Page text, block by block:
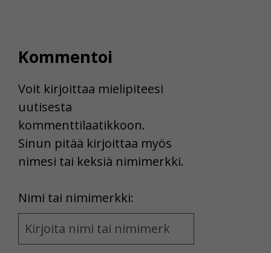
Kommentoi
Voit kirjoittaa mielipiteesi
uutisesta
kommenttilaatikkoon.
Sinun pitää kirjoittaa myös
nimesi tai keksiä nimimerkki.
Nimi tai nimimerkki:
Name
and